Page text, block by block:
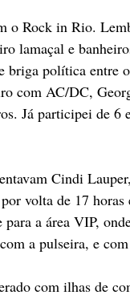
o Rock in Rio.
lamaçal e
briga política entre
com AC/DC,
Já participei de 6
Cindi
volta de 17
a área VIP,
a pulseira, e
com ilhas de